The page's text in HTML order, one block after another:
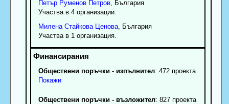
Петър Руменов Петров, България
Участва в 4 организации.
Милена Стайкова Ценова, България
Участва в 1 организация.
Обществени поръчки - изпълнител: 472 проекта
Покажи
Обществени поръчки - възложител: 827 проекта